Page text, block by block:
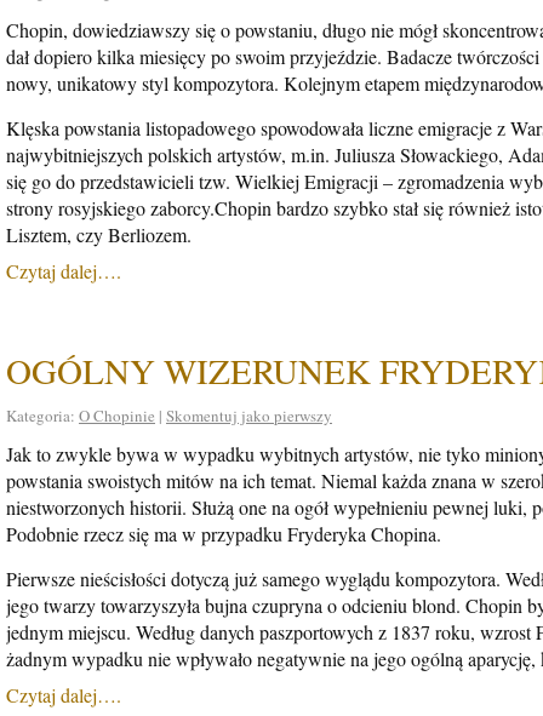
Chopin, dowiedziawszy się o powstaniu, długo nie mógł
dał dopiero kilka miesięcy po swoim przyjeździe. Badacze
nowy, unikatowy styl kompozytora. Kolejnym etapem
Klęska powstania listopadowego spowodowała liczne emigracje z
najwybitniejszych polskich artystów, m.in. Juliusza Słowackiego,
się go do przedstawicieli tzw. Wielkiej Emigracji – zgromadzenia
strony rosyjskiego zaborcy.Chopin bardzo szybko stał się również
Lisztem, czy Berliozem.
Czytaj dalej….
OGÓLNY WIZERUNEK
Kategoria: O Chopinie | Skomentuj jako pierwszy
Jak to zwykle bywa w wypadku wybitnych artystów, nie tyko
powstania swoistych mitów na ich temat. Niemal każda znana w
niestworzonych historii. Służą one na ogół wypełnieniu pewnej
Podobnie rzecz się ma w przypadku Fryderyka Chopina.
Pierwsze nieścisłości dotyczą już samego wyglądu kompozytora.
jego twarzy towarzyszyła bujna czupryna o odcieniu blond. Chopin
jednym miejscu. Według danych paszportowych z 1837 roku,
żadnym wypadku nie wpływało negatywnie na jego ogólną
Czytaj dalej….